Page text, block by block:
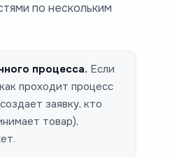
по нескольким
процесса. Если
проходит процесс
заявку, кто
товар),